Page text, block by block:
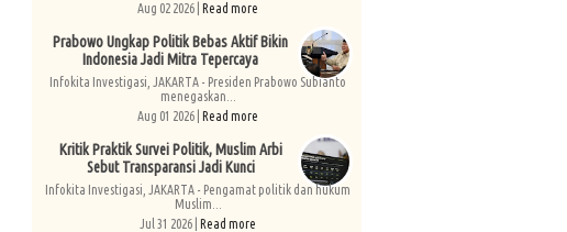
Aug 02 2026 | Read more
Prabowo Ungkap Politik Bebas Aktif Bikin
Indonesia Jadi Mitra Tepercaya
Infokita Investigasi, JAKARTA - Presiden Prabowo Subianto
menegaskan...
Aug 01 2026 | Read more
Kritik Praktik Survei Politik, Muslim Arbi
Sebut Transparansi Jadi Kunci
Infokita Investigasi, JAKARTA - Pengamat politik dan hukum
Muslim...
Jul 31 2026 | Read more